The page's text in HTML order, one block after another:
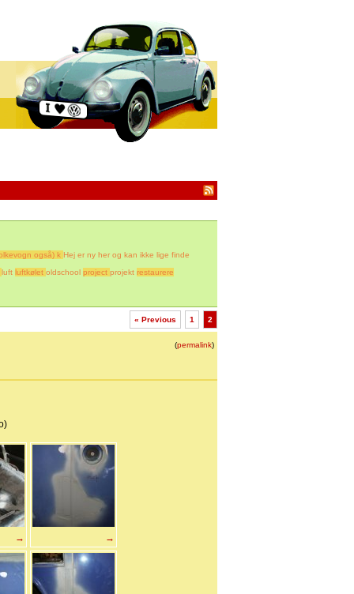
også) k Hej er ny her og kan ikke lige finde
luft luftkølet oldschool project projekt restaurere
« Previous 1 2
(permalink)
→ →